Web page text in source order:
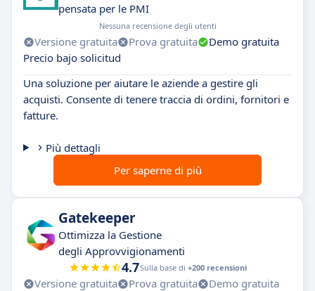
pensata per le PMI
Nessuna recensione degli utenti
Versione gratuita Prova gratuita
Demo gratuita
Precio bajo solicitud
Una soluzione per aiutare le aziende a gestire gli
acquisti. Consente di tenere traccia di ordini, fornitori e
fatture.
Più dettagli
Per saperne di più
Gatekeeper
Ottimizza la Gestione
degli Approvvigionamenti
4.7Sulla base di +200 recensioni
Versione gratuita Prova gratuita
Demo gratuita